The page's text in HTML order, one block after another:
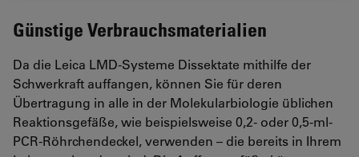
Günstige Verbrauchsmaterialien
Da die Leica LMD-Systeme Dissektate mithilfe der
Schwerkraft auffangen, können Sie für deren
Übertragung in alle in der Molekularbiologie üblichen
Reaktionsgefäße, wie beispielsweise 0,2- oder 0,5-ml-
PCR-Röhrchendeckel, verwenden – die bereits in Ihrem